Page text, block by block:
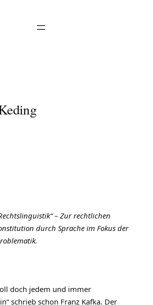
– Zur rechtlichen
durch Sprache im Fokus der
doch jedem und immer
schrieb schon Franz Kafka. Der